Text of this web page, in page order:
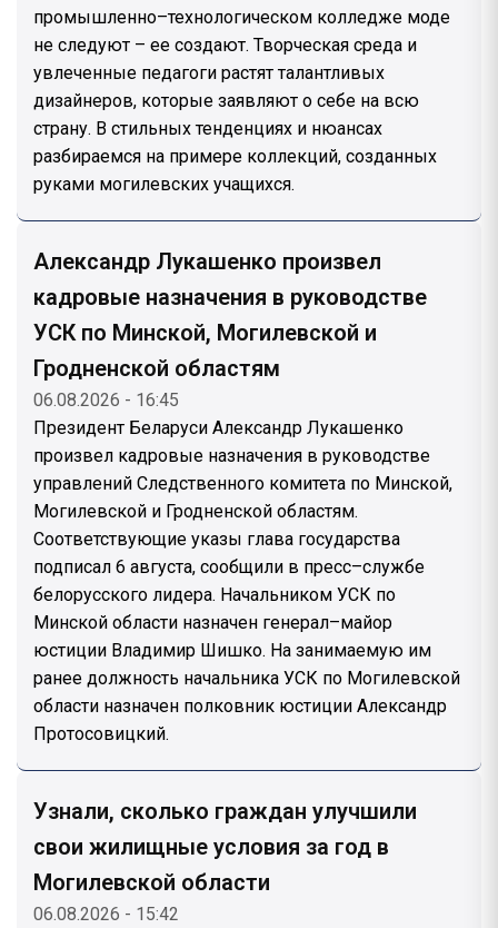
промышленно–технологическом колледже моде
не следуют – ее создают. Творческая среда и
увлеченные педагоги растят талантливых
дизайнеров, которые заявляют о себе на всю
страну. В стильных тенденциях и нюансах
разбираемся на примере коллекций, созданных
руками могилевских учащихся.
Александр Лукашенко произвел
кадровые назначения в руководстве
УСК по Минской, Могилевской и
Гродненской областям
06.08.2026 - 16:45
Президент Беларуси Александр Лукашенко
произвел кадровые назначения в руководстве
управлений Следственного комитета по Минской,
Могилевской и Гродненской областям.
Соответствующие указы глава государства
подписал 6 августа, сообщили в пресс–службе
белорусского лидера. Начальником УСК по
Минской области назначен генерал–майор
юстиции Владимир Шишко. На занимаемую им
ранее должность начальника УСК по Могилевской
области назначен полковник юстиции Александр
Протосовицкий.
Узнали, сколько граждан улучшили
свои жилищные условия за год в
Могилевской области
06.08.2026 - 15:42